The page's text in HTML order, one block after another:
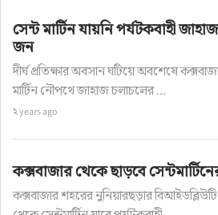
সেন্ট মার্টিন যায়নি পর্যটকবাহী
জন
দীর্ঘ প্রতিক্ষার অবসান ঘটিয়ে অবশেষে
মার্টিন নৌপথে জাহাজ চলাচলের ...
২ years ago
কক্সবাজার থেকে ছাড়বে
কক্সবাজার শহরের নুনিয়ারছড়ার